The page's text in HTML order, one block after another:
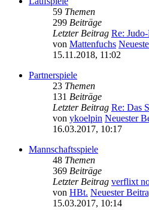
59 Themen
299 Beiträge
Letzter Beitrag Re:
von Mattenfuchs
15.11.2018, 11:02
Partnerspiele
23 Themen
131 Beiträge
Letzter Beitrag Re: Das
von ykoelpin Neuester
16.03.2017, 10:17
Mannschaftsspiele
48 Themen
369 Beiträge
Letzter Beitrag verflixt
von HBt. Neuester
15.03.2017, 10:14